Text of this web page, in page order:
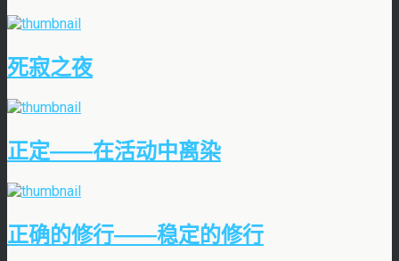
死寂之夜
正定――在活动中离染
正确的修行――稳定的修行